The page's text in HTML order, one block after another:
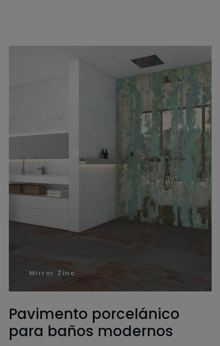
Mirror Zinc
Pavimento porcelánico
para baños modernos